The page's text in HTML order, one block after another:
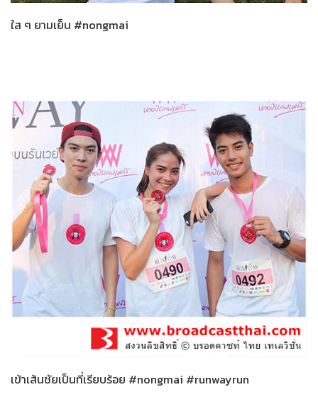
ใส ๆ ยามเย็น #nongmai
น้องใหม่ร้ายบริสุทธิ์
เข้าเส้นชัยเป็นที่เรียบร้อย #nongmai #runwayrun